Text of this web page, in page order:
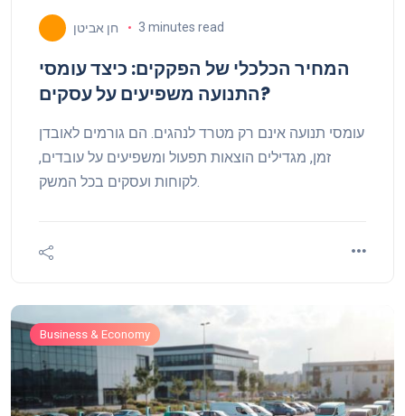
חן אביטן 3 minutes read
המחיר הכלכלי של הפקקים: כיצד עומסי
התנועה משפיעים על עסקים?
עומסי תנועה אינם רק מטרד לנהגים. הם גורמים לאובדן
זמן, מגדילים הוצאות תפעול ומשפיעים על עובדים,
לקוחות ועסקים בכל המשק.
Business & Economy